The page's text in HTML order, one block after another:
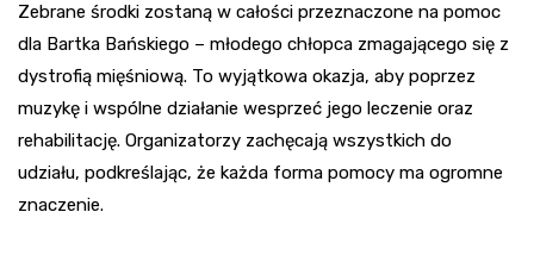
Zebrane środki zostaną w całości przeznaczone na pomoc
dla Bartka Bańskiego – młodego chłopca zmagającego się z
dystrofią mięśniową. To wyjątkowa okazja, aby poprzez
muzykę i wspólne działanie wesprzeć jego leczenie oraz
rehabilitację. Organizatorzy zachęcają wszystkich do
udziału, podkreślając, że każda forma pomocy ma ogromne
znaczenie.